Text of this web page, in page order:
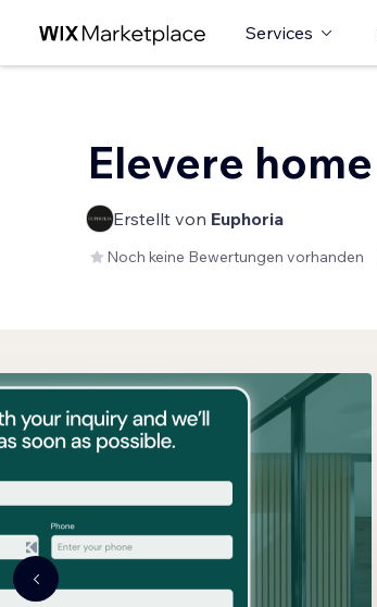
Services
Elevere home
Erstellt von Euphoria
Noch keine Bewertungen vorhanden